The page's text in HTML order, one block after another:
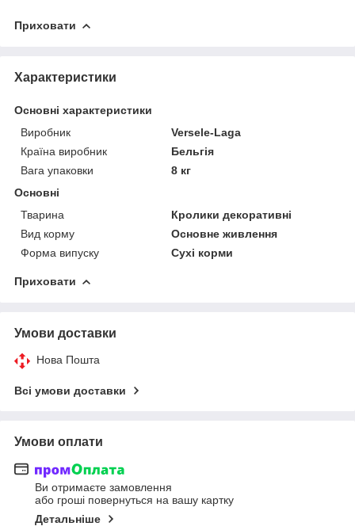
Приховати
Характеристики
Основні характеристики
Виробник
Versele-Laga
Країна виробник
Бельгія
Вага упаковки
8 кг
Основні
Тварина
Кролики декоративні
Вид корму
Основне живлення
Форма випуску
Сухі корми
Приховати
Умови доставки
Нова Пошта
Всі умови доставки
Умови оплати
Ви отримаєте замовлення
або гроші повернуться на вашу картку
Детальніше